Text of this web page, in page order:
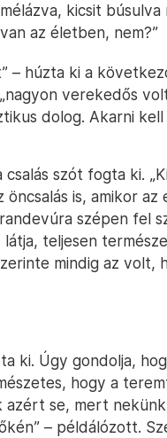
kicsit búsulva
az életben, nem?”
– húzta ki a
verekedős
dolog. Akarni
csalás szót fogta ki.
is, amikor
szépen fel
látja, teljesen
mindig az
ki. Úgy gondolja,
hogy a
se, mert
– példálózott.